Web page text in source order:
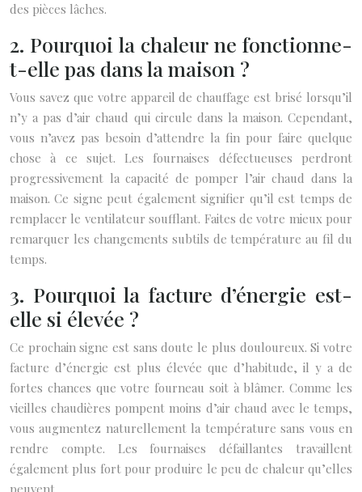
des pièces lâches.
2. Pourquoi la chaleur ne fonctionne-
t-elle pas dans la maison ?
Vous savez que votre appareil de chauffage est brisé lorsqu’il
n’y a pas d’air chaud qui circule dans la maison. Cependant,
vous n’avez pas besoin d’attendre la fin pour faire quelque
chose à ce sujet. Les fournaises défectueuses perdront
progressivement la capacité de pomper l’air chaud dans la
maison. Ce signe peut également signifier qu’il est temps de
remplacer le ventilateur soufflant. Faites de votre mieux pour
remarquer les changements subtils de température au fil du
temps.
3. Pourquoi la facture d’énergie est-
elle si élevée ?
Ce prochain signe est sans doute le plus douloureux. Si votre
facture d’énergie est plus élevée que d’habitude, il y a de
fortes chances que votre fourneau soit à blâmer. Comme les
vieilles chaudières pompent moins d’air chaud avec le temps,
vous augmentez naturellement la température sans vous en
rendre compte. Les fournaises défaillantes travaillent
également plus fort pour produire le peu de chaleur qu’elles
peuvent.